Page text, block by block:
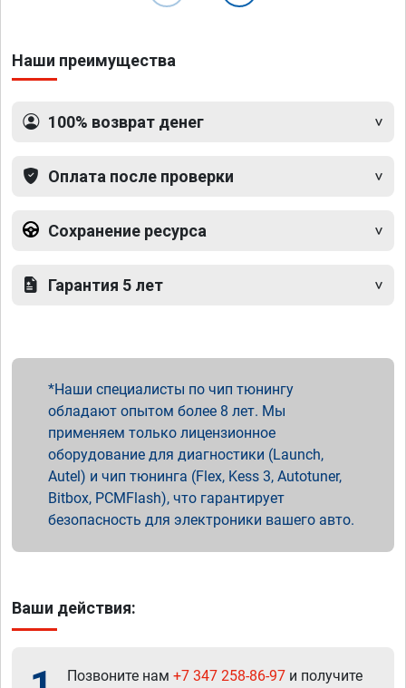
Наши преимущества
100% возврат денег
Оплата после проверки
Сохранение ресурса
Гарантия 5 лет
Наши специалисты по чип тюнингу
обладают опытом более 8 лет. Мы
применяем только лицензионное
оборудование для диагностики (Launch,
Autel) и чип тюнинга (Flex, Kess 3, Autotuner,
Bitbox, PCMFlash), что гарантирует
безопасность для электроники вашего авто.
Ваши действия:
Позвоните нам +7 347 258-86-97 и получите